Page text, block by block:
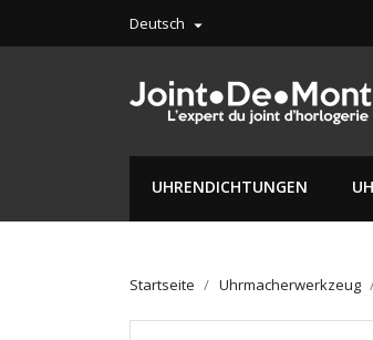
Deutsch 
UHRENDICHTUNGEN
Startseite Uhrmacherwerkzeug